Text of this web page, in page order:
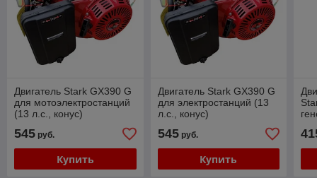
Двигатель Stark GX390 G
для мотоэлектростанций
(13 л.с., конус)
545 руб.
Купить
Двигатель Stark GX390 G
для электростанций (13
л.с., конус)
545руб.
Купить